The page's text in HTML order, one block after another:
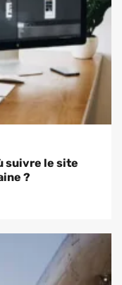
suivre le site
?